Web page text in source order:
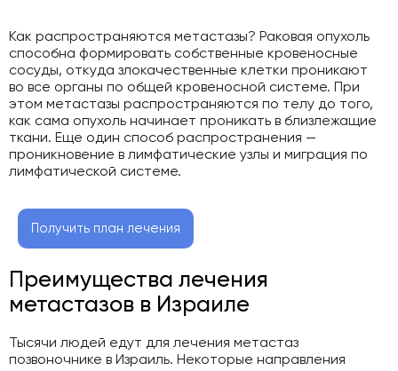
Как распространяются метастазы? Раковая опухоль
способна формировать собственные кровеносные
сосуды, откуда злокачественные клетки проникают
во все органы по общей кровеносной системе. При
этом метастазы распространяются по телу до того,
как сама опухоль начинает проникать в близлежащие
ткани. Еще один способ распространения —
проникновение в лимфатические узлы и миграция по
лимфатической системе.
Получить план лечения
Преимущества лечения
метастазов в Израиле
Тысячи людей едут для лечения метастаз
позвоночнике в Израиль. Некоторые направления